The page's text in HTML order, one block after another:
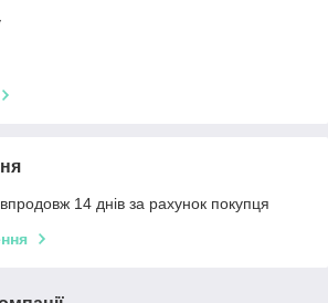
14 днів за рахунок покупця